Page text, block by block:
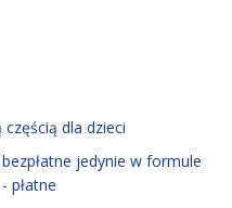
dla dzieci
jedynie w formule
płatne